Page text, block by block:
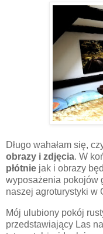
Długo wahałam się,
obrazy i zdjęcia. W
płótnie jak i obrazy
wyposażenia pokojów
naszej agroturystyki w
Mój ulubiony pokój
przedstawiający Las